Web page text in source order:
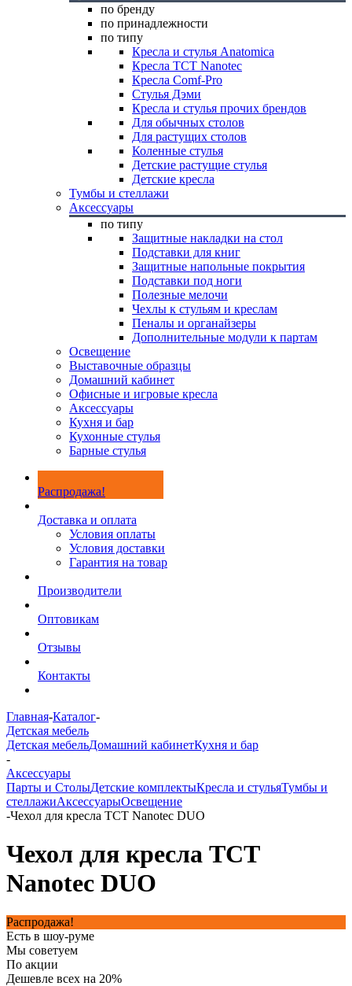
по бренду
по принадлежности
по типу
Кресла и стулья Anatomica
Кресла TCT Nanotec
Кресла Comf-Pro
Стулья Дэми
Кресла и стулья прочих брендов
Для обычных столов
Для растущих столов
Коленные стулья
Детские растущие стулья
Детские кресла
Тумбы и стеллажи
Аксессуары
по типу
Защитные накладки на стол
Подставки для книг
Защитные напольные покрытия
Подставки под ноги
Полезные мелочи
Чехлы к стульям и креслам
Пеналы и органайзеры
Дополнительные модули к партам
Освещение
Выставочные образцы
Домашний кабинет
Офисные и игровые кресла
Аксессуары
Кухня и бар
Кухонные стулья
Барные стулья
Распродажа!
Доставка и оплата
Условия оплаты
Условия доставки
Гарантия на товар
Производители
Оптовикам
Отзывы
Контакты
Главная-Каталог-
Детская мебель
Детская мебельДомашний кабинетКухня и бар
-
Аксессуары
Парты и СтолыДетские комплектыКресла и стульяТумбы и
стеллажиАксессуарыОсвещение
-Чехол для кресла TCT Nanotec DUO
Чехол для кресла TCT
Nanotec DUO
Распродажа!
Есть в шоу-руме
Мы советуем
По акции
Дешевле всех на 20%